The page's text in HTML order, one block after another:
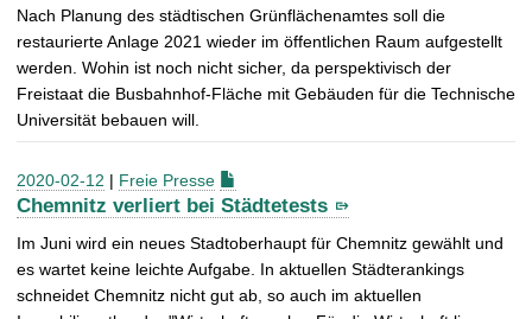
Nach Planung des städtischen Grünflächenamtes soll die
restaurierte Anlage 2021 wieder im öffentlichen Raum aufgestellt
werden. Wohin ist noch nicht sicher, da perspektivisch der
Freistaat die Busbahnhof-Fläche mit Gebäuden für die Technische
Universität bebauen will.
2020-02-12 | Freie Presse
Chemnitz verliert bei Städtetests
Im Juni wird ein neues Stadtoberhaupt für Chemnitz gewählt und
es wartet keine leichte Aufgabe. In aktuellen Städterankings
schneidet Chemnitz nicht gut ab, so auch im aktuellen